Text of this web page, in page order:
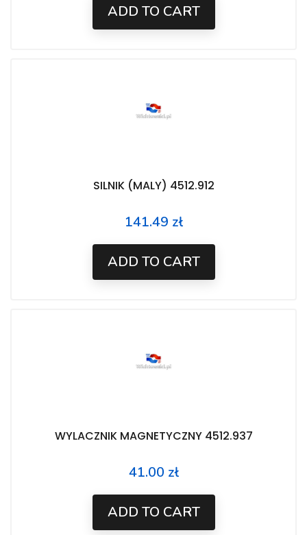
ADD TO CART
SILNIK (MALY) 4512.912
Price
141.49 zł
ADD TO CART
WYLACZNIK MAGNETYCZNY 4512.937
Price
41.00 zł
ADD TO CART